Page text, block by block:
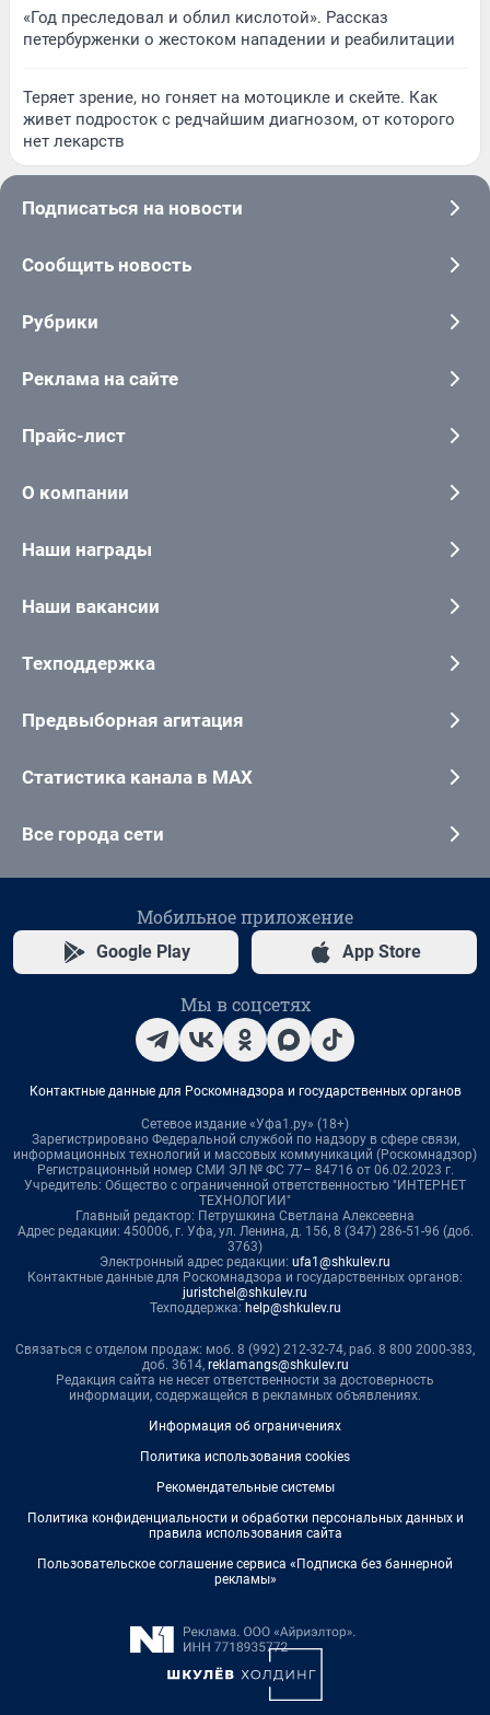
«Год преследовал и облил кислотой». Рассказ
петербурженки о жестоком нападении и реабилитации
Теряет зрение, но гоняет на мотоцикле и скейте. Как
живет подросток с редчайшим диагнозом, от которого
нет лекарств
Подписаться на новости
Сообщить новость
Рубрики
Реклама на сайте
Прайс-лист
О компании
Наши награды
Наши вакансии
Техподдержка
Предвыборная агитация
Статистика канала в MAX
Все города сети
Мобильное приложение
Google Play App Store
Мы в соцсетях
Контактные данные для Роскомнадзора и государственных органов
Сетевое издание «Уфа1.ру» (18+)
Зарегистрировано Федеральной службой по надзору в сфере связи,
информационных технологий и массовых коммуникаций (Роскомнадзор)
Регистрационный номер СМИ ЭЛ № ФС 77– 84716 от 06.02.2023 г.
Учредитель: Общество с ограниченной ответственностью "ИНТЕРНЕТ
ТЕХНОЛОГИИ"
Главный редактор: Петрушкина Светлана Алексеевна
Адрес редакции: 450006, г. Уфа, ул. Ленина, д. 156, 8 (347) 286-51-96 (доб.
3763)
Электронный адрес редакции: ufa1@shkulev.ru
Контактные данные для Роскомнадзора и государственных органов:
juristchel@shkulev.ru
Техподдержка: help@shkulev.ru
Связаться с отделом продаж: моб. 8 (992) 212-32-74, раб. 8 800 2000-383,
доб. 3614, reklamangs@shkulev.ru
Редакция сайта не несет ответственности за достоверность
информации, содержащейся в рекламных объявлениях.
Информация об ограничениях
Политика использования cookies
Рекомендательные системы
Политика конфиденциальности и обработки персональных данных и
правила использования сайта
Пользовательское соглашение сервиса «Подписка без баннерной
рекламы»